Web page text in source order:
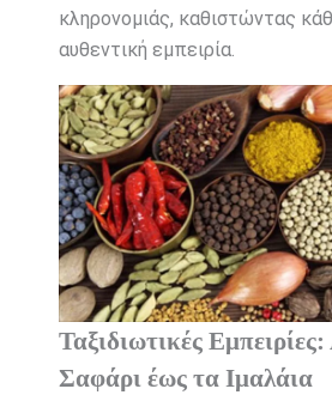
κληρονομιάς, καθιστώντας
αυθεντική εμπειρία.
Ταξιδιωτικές
Σαφάρι έως τα Ιμαλάια